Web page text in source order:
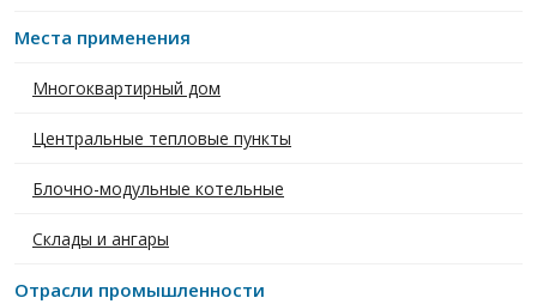
Места применения
Многоквартирный дом
Центральные тепловые пункты
Блочно-модульные котельные
Склады и ангары
Отрасли промышленности